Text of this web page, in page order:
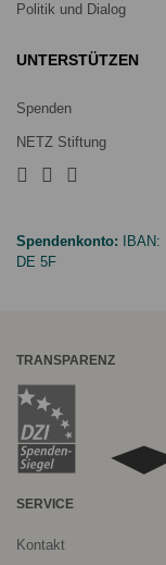
Politik und Dialog
UNTERSTÜTZEN
Spenden
NETZ Stiftung
Spendenkonto: IBAN:
DE 5F
TRANSPARENZ
SERVICE
Kontakt